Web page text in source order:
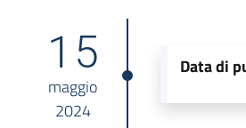
15
maggio
2024
Data di